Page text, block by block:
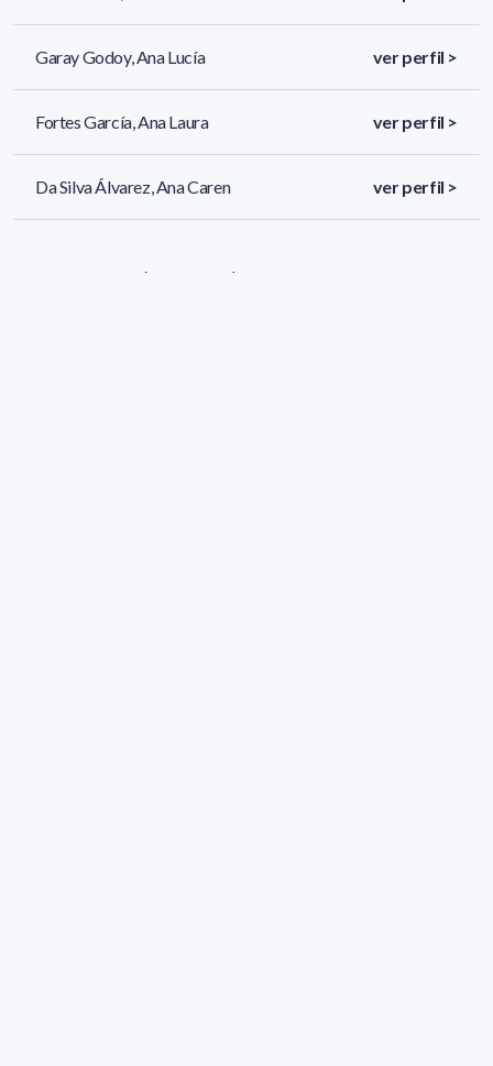
Garay Godoy, Ana Lucía ver perfil >
Fortes García, Ana Laura ver perfil >
Da Silva Álvarez, Ana Caren ver perfil >
19 resultados (página 1/1)